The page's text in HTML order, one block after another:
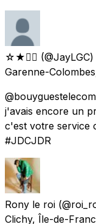
☆★🏳️‍🌈
Garenne-
j'avais encore un
c'est votre service
#JDCJDR
Rony le roi
Clichy, Île-de-